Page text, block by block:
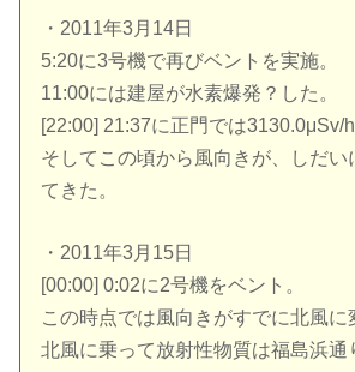
・2011年3月14日
5:20に3号機で再びベントを実施。
11:00には建屋が水素爆発？した。
[22:00] 21:37に正門では3130.0μSv/h
そしてこの頃から風向きが、しだい
てきた。
・2011年3月15日
[00:00] 0:02に2号機をベント。
この時点では風向きがすでに北風に
北風に乗って放射性物質は福島浜通